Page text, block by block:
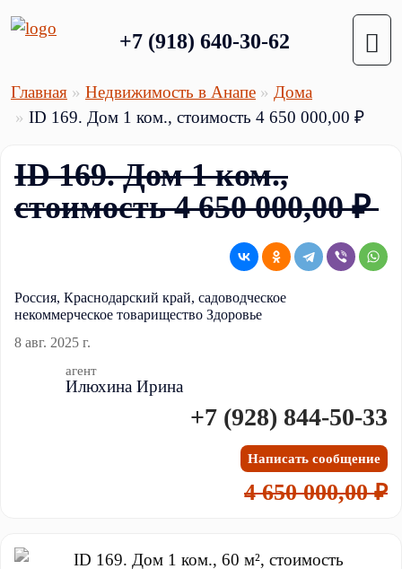
+7 (918) 640-30-62
Главная Недвижимость в Анапе
Дома
ID 169. Дом 1 ком., стоимость 4 650 000,00 ₽
ID 169. Дом 1 ком.,
стоимость 4 650 000,00 ₽
Россия, Краснодарский край, садоводческое
некоммерческое товарищество Здоровье
8 авг. 2025 г.
агент
Илюхина Ирина
+7 (928) 844-50-33
Написать сообщение
4 650 000,00 ₽